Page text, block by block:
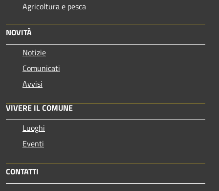
Agricoltura e pesca
NOVITÀ
Notizie
Comunicati
Avvisi
VIVERE IL COMUNE
Luoghi
Eventi
CONTATTI